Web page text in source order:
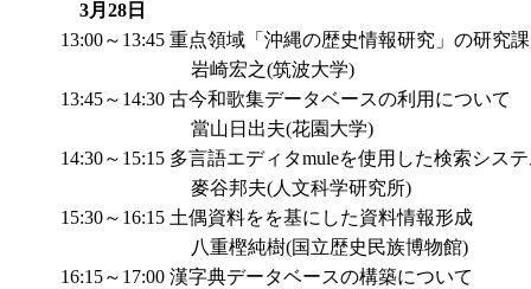
3月28日
13:00～13:45 重点領域「沖縄の歴史情報研究」の研究
岩崎宏之(筑波大学)
13:45～14:30 古今和歌集データベースの利用について
當山日出夫(花園大学)
14:30～15:15 多言語エディタmuleを使用した検索シス
麥谷邦夫(人文科学研究所)
15:30～16:15 土偶資料をを基にした資料情報形成
八重樫純樹(国立歴史民族博物館)
16:15～17:00 漢字典データベースの構築について